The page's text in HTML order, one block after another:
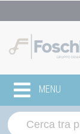
MENU